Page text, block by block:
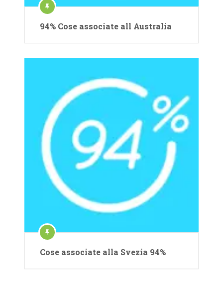
94% Cose associate all Australia
Cose associate alla Svezia 94%